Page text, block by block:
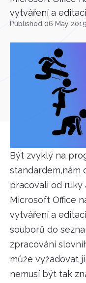
vytváření a
Published 06 May 2019
Být zvyklý na
standardem,nám
pracovali od ruky
Microsoft Office
vytváření a
souborů do
zpracování
může vyžadovat
nemusí být tak